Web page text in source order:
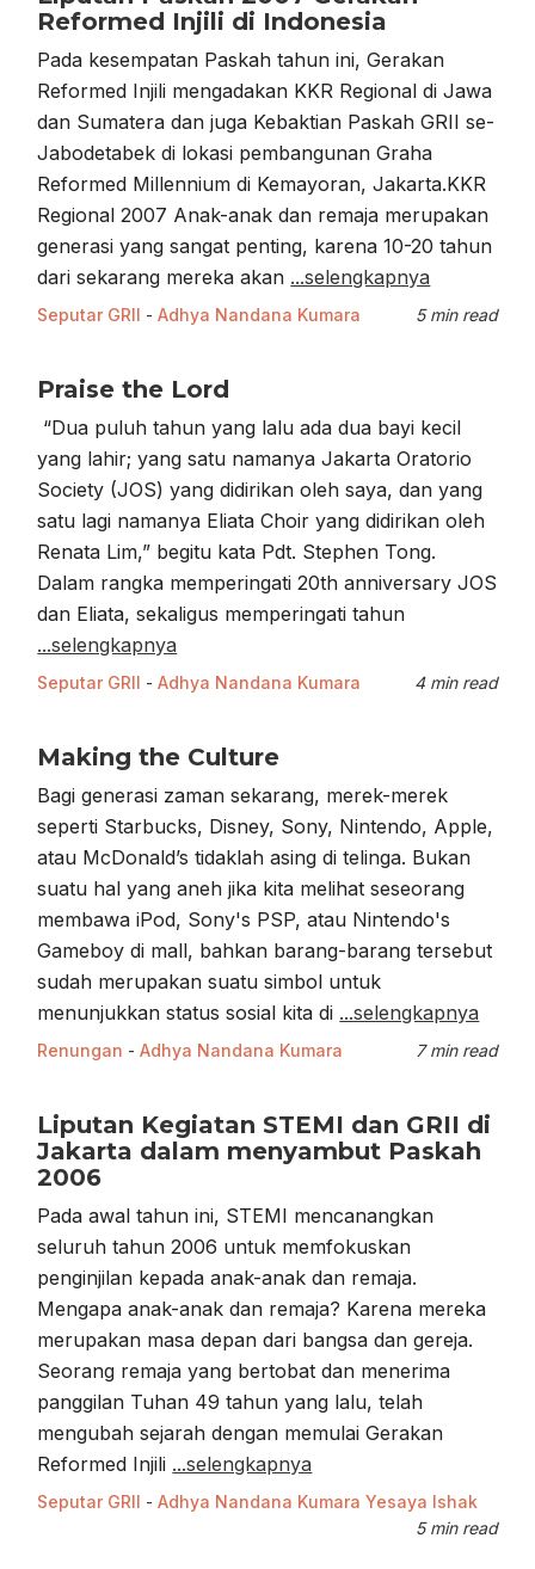
Reformed Injili di Indonesia
Pada kesempatan Paskah tahun ini, Gerakan
Reformed Injili mengadakan KKR Regional di Jawa
dan Sumatera dan juga Kebaktian Paskah GRII se-
Jabodetabek di lokasi pembangunan Graha
Reformed Millennium di Kemayoran, Jakarta.KKR
Regional 2007 Anak-anak dan remaja merupakan
generasi yang sangat penting, karena 10-20 tahun
dari sekarang mereka akan ...selengkapnya
Seputar GRII -Adhya Nandana Kumara 5 min read
Praise the Lord
“Dua puluh tahun yang lalu ada dua bayi kecil
yang lahir; yang satu namanya Jakarta Oratorio
Society (JOS) yang didirikan oleh saya, dan yang
satu lagi namanya Eliata Choir yang didirikan oleh
Renata Lim,” begitu kata Pdt. Stephen Tong.
Dalam rangka memperingati 20th anniversary JOS
dan Eliata, sekaligus memperingati tahun
...selengkapnya
Seputar GRII -Adhya Nandana Kumara 4 min read
Making the Culture
Bagi generasi zaman sekarang, merek-merek
seperti Starbucks, Disney, Sony, Nintendo, Apple,
atau McDonald’s tidaklah asing di telinga. Bukan
suatu hal yang aneh jika kita melihat seseorang
membawa iPod, Sony's PSP, atau Nintendo's
Gameboy di mall, bahkan barang-barang tersebut
sudah merupakan suatu simbol untuk
menunjukkan status sosial kita di ...selengkapnya
Renungan -Adhya Nandana Kumara 7 min read
Liputan Kegiatan STEMI dan GRII di
Jakarta dalam menyambut Paskah
2006
Pada awal tahun ini, STEMI mencanangkan
seluruh tahun 2006 untuk memfokuskan
penginjilan kepada anak-anak dan remaja.
Mengapa anak-anak dan remaja? Karena mereka
merupakan masa depan dari bangsa dan gereja.
Seorang remaja yang bertobat dan menerima
panggilan Tuhan 49 tahun yang lalu, telah
mengubah sejarah dengan memulai Gerakan
Reformed Injili ...selengkapnya
Seputar GRII -Adhya Nandana Kumara Yesaya Ishak
5 min read